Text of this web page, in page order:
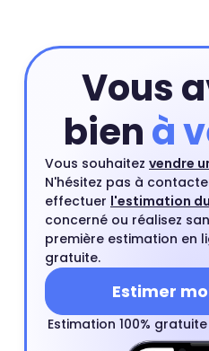
Vous
bienà
Vous souhaitez vendre
N'hésitez pas à
effectuer l'estimation
concerné ou réalisez
première estimation en
gratuite.
Estimer
Estimation 100%